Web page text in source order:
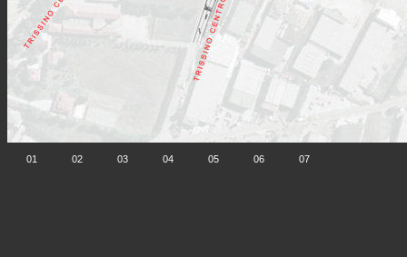
01 02 03 04 05 06 07